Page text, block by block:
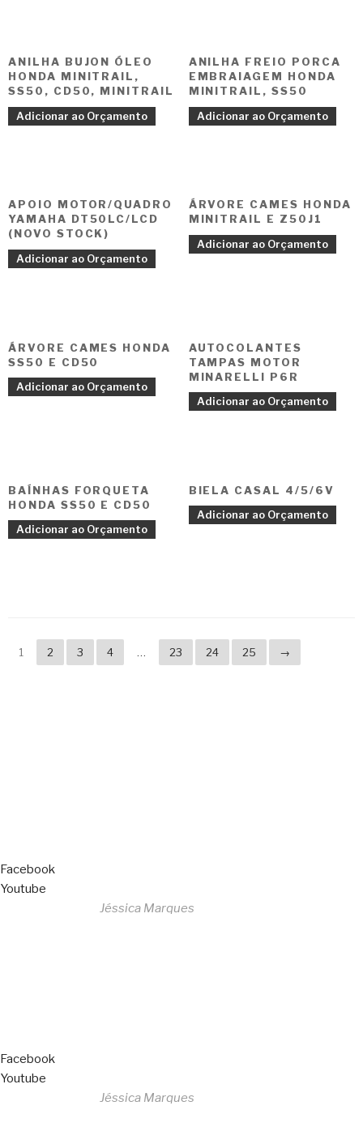
ANILHA BUJON ÓLEO
HONDA MINITRAIL,
SS50, CD50, MINITRAIL
Adicionar ao Orçamento
ANILHA FREIO PORCA
EMBRAIAGEM HONDA
MINITRAIL, SS50
Adicionar ao Orçamento
APOIO MOTOR/QUADRO
YAMAHA DT50LC/LCD
(NOVO STOCK)
Adicionar ao Orçamento
ÁRVORE CAMES HONDA
MINITRAIL E Z50J1
Adicionar ao Orçamento
ÁRVORE CAMES HONDA
SS50 E CD50
Adicionar ao Orçamento
AUTOCOLANTES
TAMPAS MOTOR
MINARELLI P6R
Adicionar ao Orçamento
BAÍNHAS FORQUETA
HONDA SS50 E CD50
Adicionar ao Orçamento
BIELA CASAL 4/5/6V
Adicionar ao Orçamento
1 2 3 4 … 23 24 25 →
Facebook
Youtube
Jéssica Marques
Facebook
Youtube
Jéssica Marques